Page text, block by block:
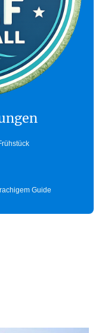
Guide